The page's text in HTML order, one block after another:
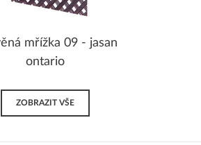
mřížka 09 - jasan
ontario
ZOBRAZIT VŠE